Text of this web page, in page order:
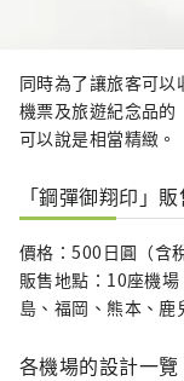
同時為了讓旅客可
機票及旅遊紀念品的
可以說是相當精緻。
「鋼彈御翔印」
價格：500日圓（含稅
販售地點：10座機
島、福岡、熊本、鹿
各機場的設計一覽